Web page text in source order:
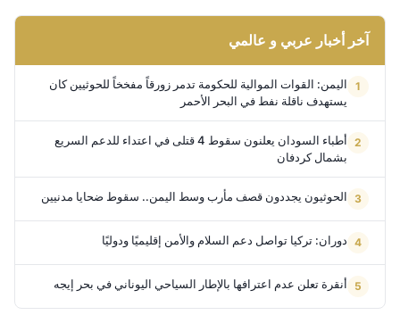
آخر أخبار عربي و عالمي
اليمن: القوات الموالية للحكومة تدمر زورقاً مفخخاً للحوثيين كان
يستهدف ناقلة نفط في البحر الأحمر
أطباء السودان يعلنون سقوط 4 قتلى في اعتداء للدعم السريع
بشمال كردفان
الحوثيون يجددون قصف مأرب وسط اليمن.. سقوط ضحايا مدنيين
دوران: تركيا تواصل دعم السلام والأمن إقليميًا ودوليًا
أنقرة تعلن عدم اعترافها بالإطار السياحي اليوناني في بحر إيجه